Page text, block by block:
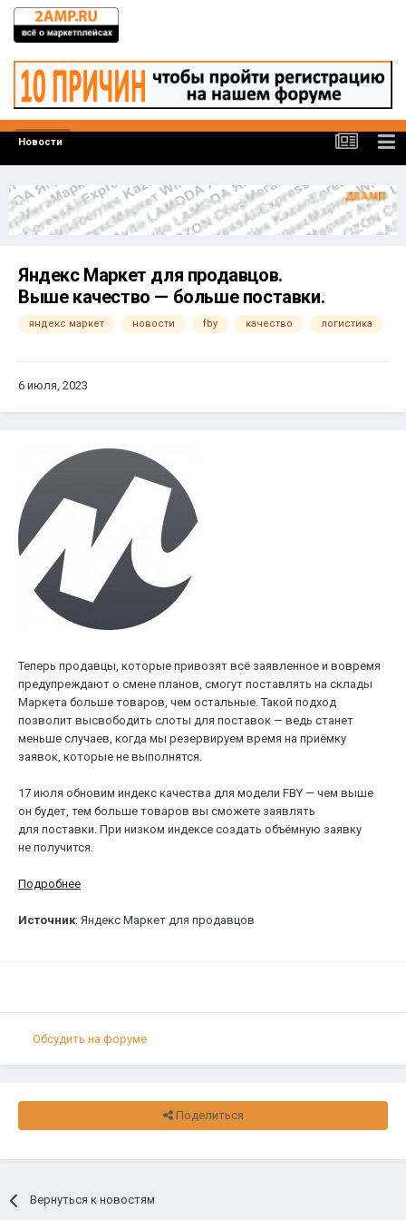
Новости
Яндекс Маркет для продавцов.
Выше качество — больше поставки.
яндекс маркет новости fby качество логистика
6 июля, 2023
Теперь продавцы, которые привозят всё заявленное и вовремя
предупреждают о смене планов, смогут поставлять на склады
Маркета больше товаров, чем остальные. Такой подход
позволит высвободить слоты для поставок — ведь станет
меньше случаев, когда мы резервируем время на приёмку
заявок, которые не выполнятся.
17 июля обновим индекс качества для модели FBY — чем выше
он будет, тем больше товаров вы сможете заявлять
для поставки. При низком индексе создать объёмную заявку
не получится.
Подробнее
Источник: Яндекс Маркет для продавцов
Обсудить на форуме
Поделиться
Вернуться к новостям